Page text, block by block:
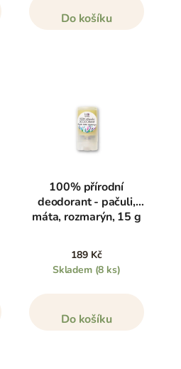
Do košíku
100% přírodní
deodorant - pačuli,
máta, rozmarýn, 15 g
189 Kč
Skladem (8 ks)
Do košíku